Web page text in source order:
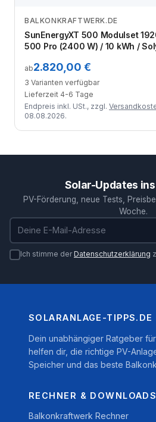
Zum Angebot
BALKONKRAFTWERK.DE
SunEnergyXT 500 Modulset
500 Pro (2400 W) / 10 kWh /
ab2.820,00 €
3 Varianten verfügbar
Lieferzeit 4-6 Tage
Endpreis inkl. USt., zzgl.
08.08.2026.
Solar-Updates
PV-Förderung, neue Tests,
Woche.
E-Mail-Adresse
Ich stimme derDatenschutzerklärung
SOLARANLAGE-TIPPS.DE
Dein unabhängiger Ratgeber
helfen dir, die richtige PV-
Speicher und das beste
RECHNER & DOWNLOADS
Balkonkraftwerk Rechner